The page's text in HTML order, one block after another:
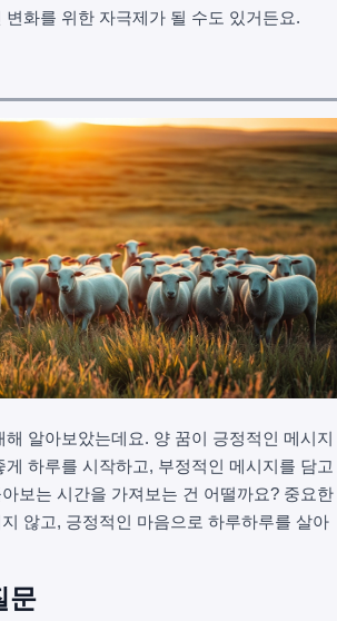
변화를 위한 자극제가 될 수도 있거든요.
알아보았는데요. 양 꿈이 긍정적인 메시지
하루를 시작하고, 부정적인 메시지를 담고
보는 시간을 가져보는 건 어떨까요? 중요한
않고, 긍정적인 마음으로 하루하루를 살아
문